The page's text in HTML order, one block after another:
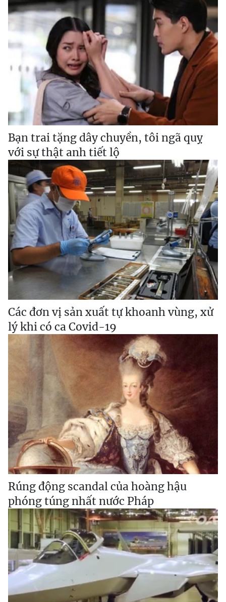
Bạn trai tặng dây chuyền, tôi ngã quỵ
với sự thật anh tiết lộ
Các đơn vị sản xuất tự khoanh vùng, xử
lý khi có ca Covid-19
Rúng động scandal của hoàng hậu
phóng túng nhất nước Pháp